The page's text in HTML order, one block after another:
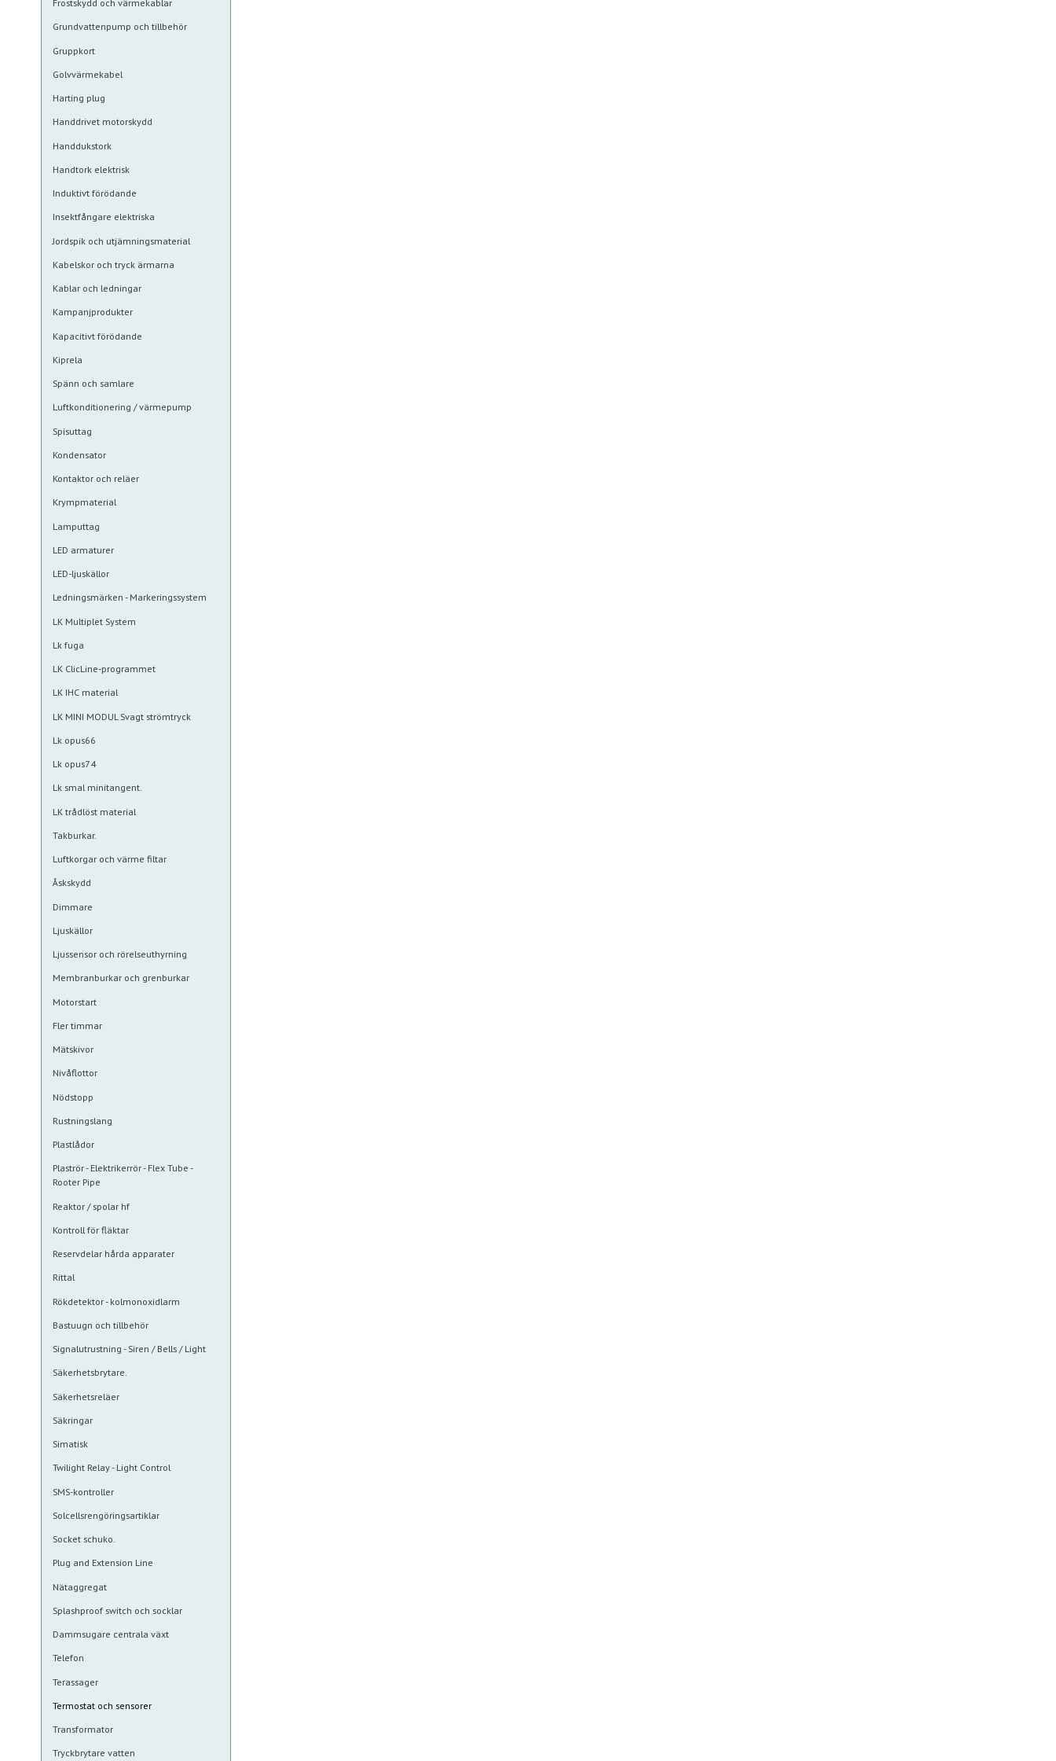
Frostskydd och värmekablar
Grundvattenpump och tillbehör
Gruppkort
Golvvärmekabel
Harting plug
Handdrivet motorskydd
Handdukstork
Handtork elektrisk
Induktivt förödande
Insektfångare elektriska
Jordspik och utjämningsmaterial
Kabelskor och tryck ärmarna
Kablar och ledningar
Kampanjprodukter
Kapacitivt förödande
Kiprela
Spänn och samlare
Luftkonditionering / värmepump
Spisuttag
Kondensator
Kontaktor och reläer
Krympmaterial
Lamputtag
LED armaturer
LED-ljuskällor
Ledningsmärken - Markeringssystem
LK Multiplet System
Lk fuga
LK ClicLine-programmet
LK IHC material
LK MINI MODUL Svagt strömtryck
Lk opus66
Lk opus74
Lk smal minitangent.
LK trådlöst material
Takburkar.
Luftkorgar och värme filtar
Åskskydd
Dimmare
Ljuskällor
Ljussensor och rörelseuthyrning
Membranburkar och grenburkar
Motorstart
Fler timmar
Mätskivor
Nivåflottor
Nödstopp
Rustningslang
Plastlådor
Plaströr - Elektrikerrör - Flex Tube -
Rooter Pipe
Reaktor / spolar hf
Kontroll för fläktar
Reservdelar hårda apparater
Rittal
Rökdetektor - kolmonoxidlarm
Bastuugn och tillbehör
Signalutrustning - Siren / Bells / Light
Säkerhetsbrytare.
Säkerhetsreläer
Säkringar
Simatisk
Twilight Relay - Light Control
SMS-kontroller
Solcellsrengöringsartiklar
Socket schuko.
Plug and Extension Line
Nätaggregat
Splashproof switch och socklar
Dammsugare centrala växt
Telefon
Terassager
Termostat och sensorer
Transformator
Tryckbrytare vatten